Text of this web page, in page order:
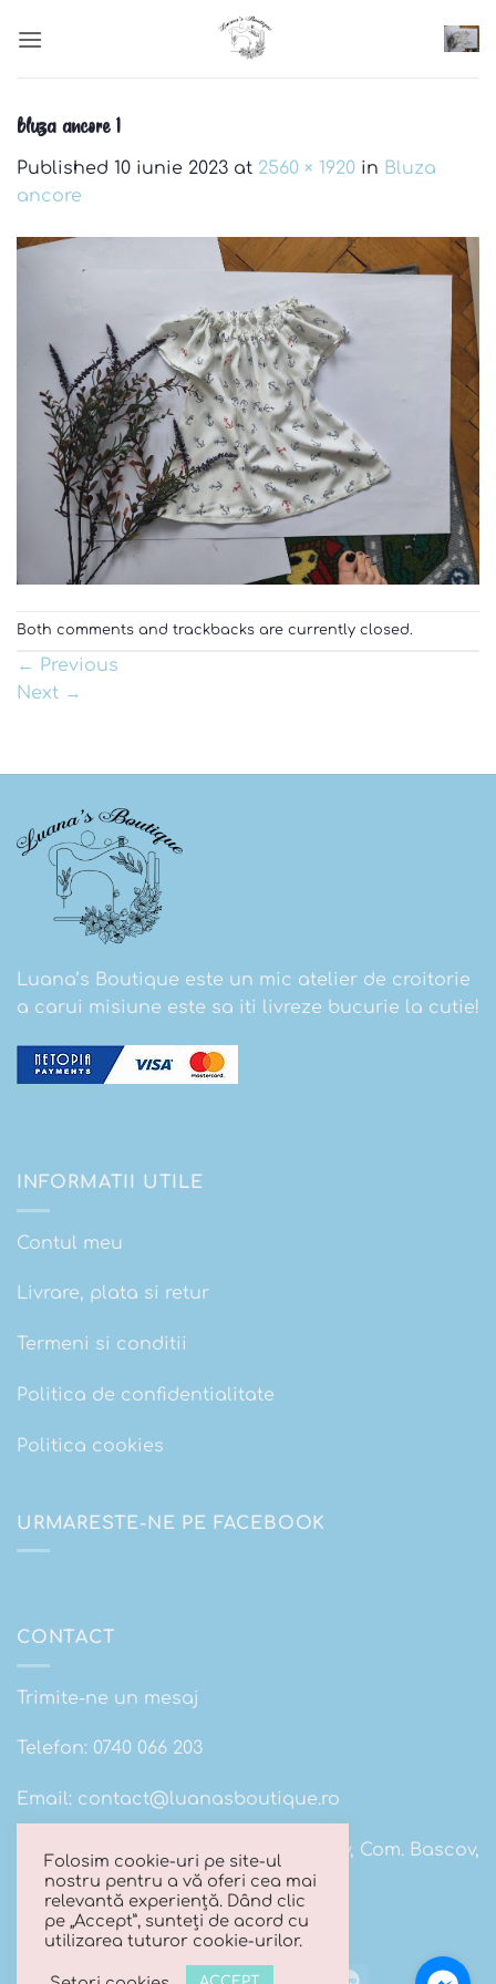
bluza ancore 1
Published 10 iunie 2023 at 2560 × 1920 in Bluza
ancore
Both comments and trackbacks are currently closed.
← Previous
Next →
Luana’s Boutique este un mic atelier de croitorie
a carui misiune este sa iti livreze bucurie la cutie!
INFORMATII UTILE
Contul meu
Livrare, plata si retur
Termeni si conditii
Politica de confidentialitate
Politica cookies
URMARESTE-NE PE FACEBOOK
CONTACT
Trimite-ne un mesaj
Telefon: 0740 066 203
Email: contact@luanasboutique.ro
Adresa: Str. Scolii nr 16B, Sat. Bascov, Com. Bascov,
Jud Arges
Visa MasterCard Maestro
Folosim cookie-uri pe site-ul
nostru pentru a vă oferi cea mai
relevantă experiență. Dând clic
pe „Accept”, sunteți de acord cu
utilizarea tuturor cookie-urilor.